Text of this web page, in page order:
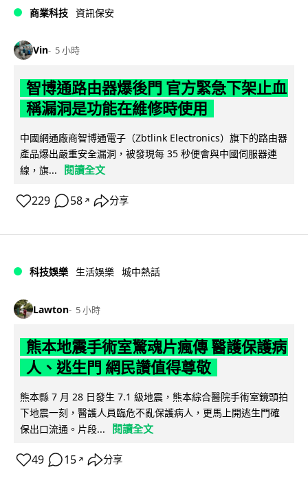
商業科技 資訊保安
Vin 5 小時
智博通路由器爆後門 官方緊急下架止血
稱漏洞是功能在維修時使用
中國網通廠商智博通電子（Zbtlink Electronics）旗下的路由器
產品爆出嚴重安全漏洞，被發現每 35 秒便會與中國伺服器連
線，旗...
閱讀全文
229 58 ↗ 分享
科技娛樂 生活娛樂 城中熱話
Lawton 5 小時
熊本地震手術室驚魂片瘋傳 醫護保護病
人、逃生門 網民讚值得尊敬
熊本縣 7 月 28 日發生 7.1 級地震，熊本綜合醫院手術室鏡頭拍
下地震一刻，醫護人員臨危不亂保護病人，更馬上開逃生門確
保出口流通。片段...
閱讀全文
49 15 ↗ 分享